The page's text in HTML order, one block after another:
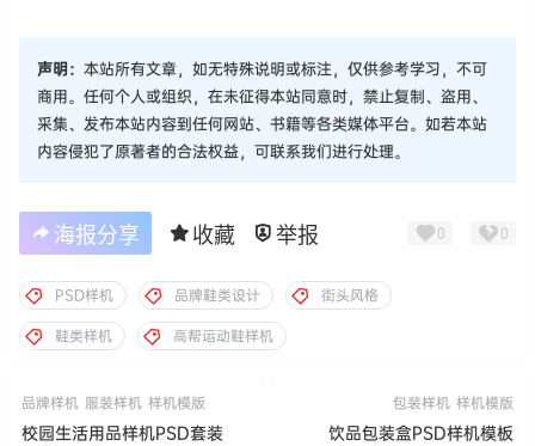
声明： 本站所有文章，如无特殊说明或标注，仅供参考学习，不可
商用。任何个人或组织，在未征得本站同意时，禁止复制、盗用、
采集、发布本站内容到任何网站、书籍等各类媒体平台。如若本站
内容侵犯了原著者的合法权益，可联系我们进行处理。
海报分享 收藏 举报 0 0
PSD样机 品牌鞋类设计
街头风格
鞋类样机
高帮运动鞋样机
品牌样机 服装样机 样机模版
校园生活用品样机PSD套装
包装样机 样机模版
饮品包装盒PSD样机模板